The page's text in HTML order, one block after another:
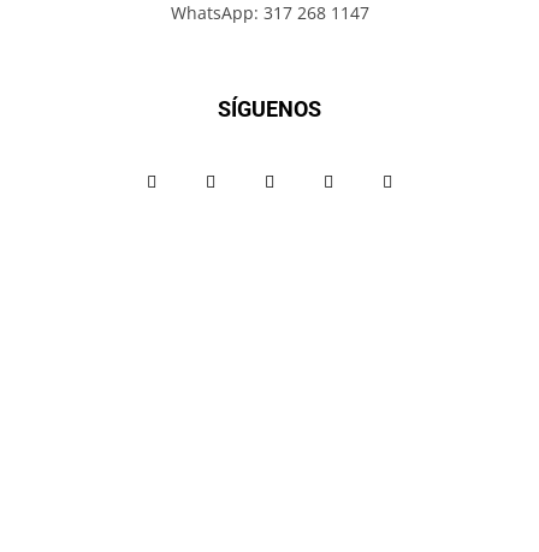
WhatsApp: 317 268 1147
SÍGUENOS